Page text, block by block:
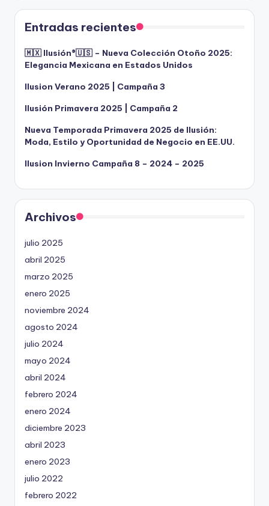
Entradas recientes
🇲🇽 Ilusión®️🇺🇸 – Nueva Colección Otoño 2025:
Elegancia Mexicana en Estados Unidos
Ilusion Verano 2025 | Campaña 3
Ilusión Primavera 2025 | Campaña 2
Nueva Temporada Primavera 2025 de Ilusión:
Moda, Estilo y Oportunidad de Negocio en EE.UU.
Ilusion Invierno Campaña 8 – 2024 – 2025
Archivos
julio 2025
abril 2025
marzo 2025
enero 2025
noviembre 2024
agosto 2024
julio 2024
mayo 2024
abril 2024
febrero 2024
enero 2024
diciembre 2023
abril 2023
enero 2023
julio 2022
febrero 2022